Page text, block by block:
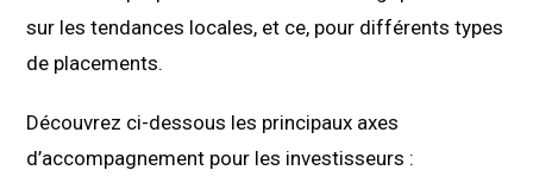
sur les tendances locales, et ce, pour différents types
de placements.
Découvrez ci-dessous les principaux axes
d’accompagnement pour les investisseurs :